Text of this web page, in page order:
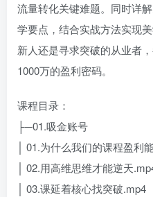
流量转化关键难题。同时详
学要点，结合实战方法实现
新人还是寻求突破的从业者
1000万的盈利密码。
课程目录：
├─01.吸金账号
│ 01.为什么我们的课程盈利
│ 02.用高维思维才能逆天
│ 03.课延着核心找突破.mp4